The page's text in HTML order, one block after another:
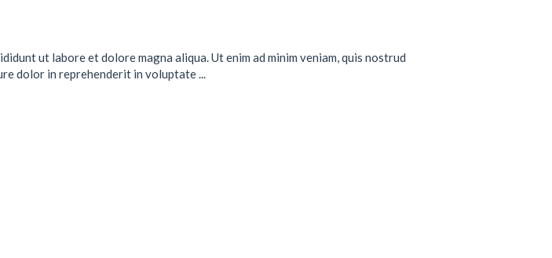
ut labore et dolore magna aliqua. Ut enim ad minim veniam, quis nostrud
dolor in reprehenderit in voluptate ...